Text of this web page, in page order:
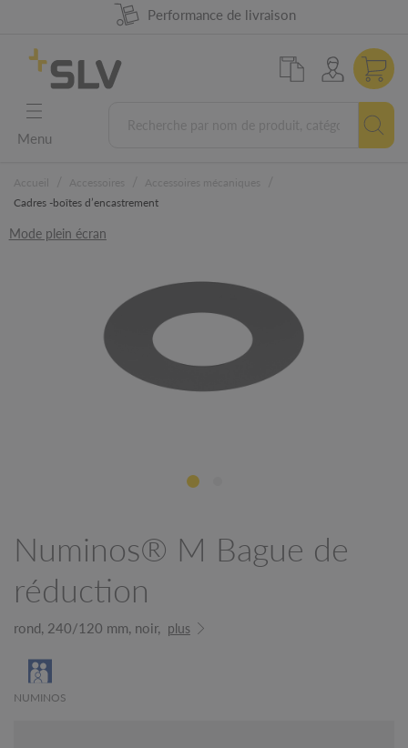
Disponibilité produit à 98%
Performance de livraison
Garantie 5 ans
Conception Allemande
Menu
Cadres -boîtes d’encastrement
Mode plein écran
Numinos® M Bague de
réduction
rond, 240/120 mm, noir, plus
NUMINOS